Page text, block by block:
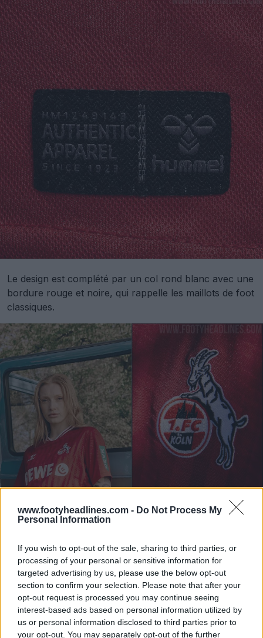
www.footyheadlines.com - Do Not Process My
Personal Information
If you wish to opt-out of the sale, sharing to third parties, or
processing of your personal or sensitive information for
targeted advertising by us, please use the below opt-out
section to confirm your selection. Please note that after your
opt-out request is processed you may continue seeing
interest-based ads based on personal information utilized by
us or personal information disclosed to third parties prior to
your opt-out. You may separately opt-out of the further
Le design est complété par un col rond blanc avec une
bordure rouge et noire, qui rappelle les maillots de foot
classiques.